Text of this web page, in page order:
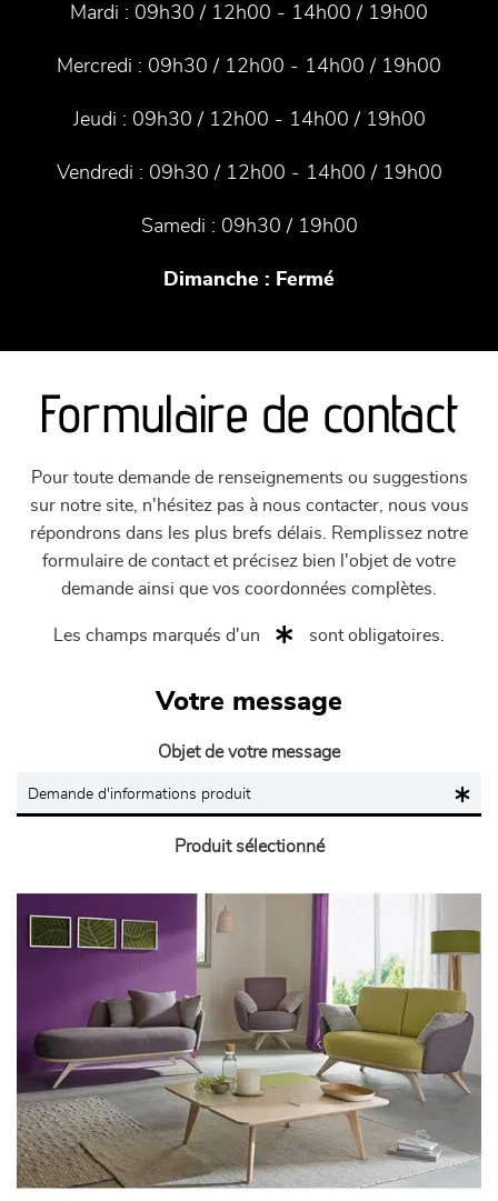
Mardi : 09h30 / 12h00 - 14h00 / 19h00
Mercredi : 09h30 / 12h00 - 14h00 / 19h00
Jeudi : 09h30 / 12h00 - 14h00 / 19h00
Vendredi : 09h30 / 12h00 - 14h00 / 19h00
Samedi : 09h30 / 19h00
Dimanche : Fermé
Formulaire de contact
Pour toute demande de renseignements ou suggestions
sur notre site, n'hésitez pas à nous contacter, nous vous
répondrons dans les plus brefs délais. Remplissez notre
formulaire de contact et précisez bien l'objet de votre
demande ainsi que vos coordonnées complètes.
Les champs marqués d'un sont obligatoires.
Votre message
Objet de votre message
Produit sélectionné